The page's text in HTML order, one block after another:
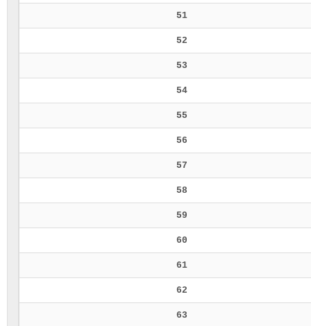
51
52
53
54
55
56
57
58
59
60
61
62
63